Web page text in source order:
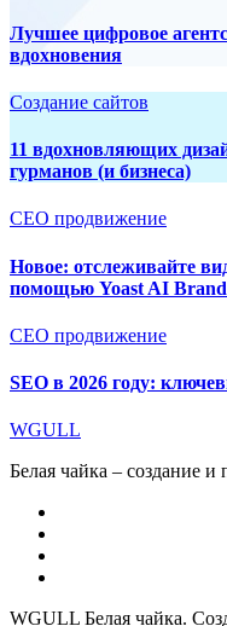
Лучшее цифровое
вдохновения
Создание сайтов
11 вдохновляющих
гурманов (и бизнеса)
СЕО продвижение
Новое: отслеживайте
помощью Yoast AI
СЕО продвижение
SEO в 2026 году:
WGULL
Белая чайка – создание
WGULL Белая чайка.